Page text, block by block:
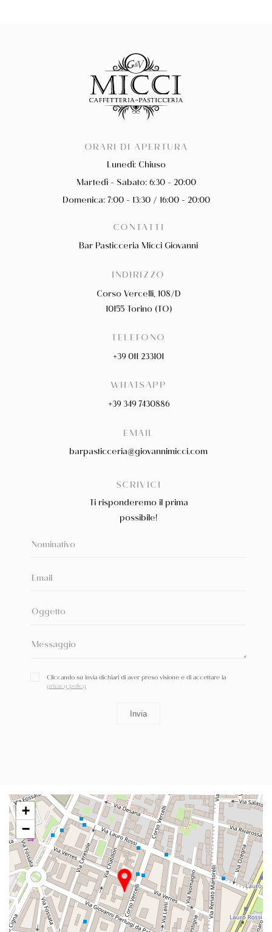
ORARI DI APERTURA
Lunedì: Chiuso
Martedì - Sabato: 6:30 - 20:00
Domenica: 7:00 - 13:30 / 16:00 - 20:00
CONTATTI
Bar Pasticceria Micci Giovanni
INDIRIZZO
Corso Vercelli, 108/D
10155 Torino (TO)
TELEFONO
+39 011 233101
WHATSAPP
+39 349 7430886
EMAIL
barpasticceria@giovannimicci.com
SCRIVICI
Ti risponderemo il prima
possibile!
Cliccando su invia dichiari di aver preso visione e di accettare la
privacy policy
+
−